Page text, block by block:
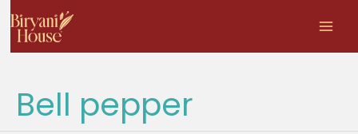
naar
inhoud
Bell pepper
naar: